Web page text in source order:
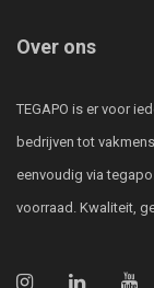
Over ons
TEGAPO is er voor
bedrijven tot
eenvoudig via
voorraad. Kwaliteit,